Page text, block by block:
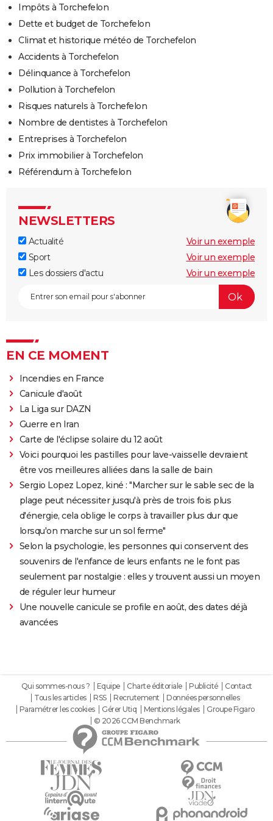
Impôts à Torchefelon
Dette et budget de Torchefelon
Climat et historique météo de Torchefelon
Accidents à Torchefelon
Délinquance à Torchefelon
Pollution à Torchefelon
Risques naturels à Torchefelon
Nombre de dentistes à Torchefelon
Entreprises à Torchefelon
Prix immobilier à Torchefelon
Référendum à Torchefelon
NEWSLETTERS
Actualité
Voir un exemple
Sport
Voir un exemple
Les dossiers d'actu
Voir un exemple
EN CE MOMENT
Incendies en France
Canicule d'août
La Liga sur DAZN
Guerre en Iran
Carte de l'éclipse solaire du 12 août
Voici pourquoi les pastilles pour lave-vaisselle devraient
être vos meilleures alliées dans la salle de bain
Sergio Lopez Lopez, kiné : "Marcher sur le sable sec de la
plage peut nécessiter jusqu'à près de trois fois plus
d'énergie, cela oblige le corps à travailler plus dur que
lorsqu'on marche sur un sol ferme"
Selon la psychologie, les personnes qui conservent des
souvenirs de l'enfance de leurs enfants ne le font pas
seulement par nostalgie : elles y trouvent aussi un moyen
de réguler leur humeur
Une nouvelle canicule se profile en août, des dates déjà
avancées
Qui sommes-nous ? Equipe Charte éditoriale Publicité
Contact
Tous les articles
RSS Recrutement
Données personnelles
Paramétrer les cookies
Gérer Utiq Mentions légales
Groupe Figaro
© 2026 CCM Benchmark